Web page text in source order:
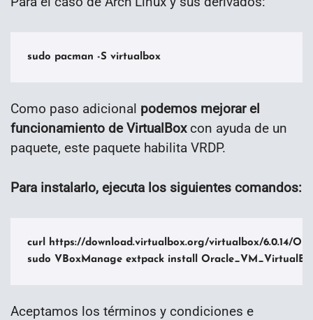
sudo pacman -S virtualbox
Como paso adicional podemos mejorar el
funcionamiento de VirtualBoxcon ayuda de un
paquete, este paquete habilita VRDP.
Para instalarlo, ejecuta los siguientes comandos:
curl https://download.virtualbox.org/virtualbox/6.0.14/
sudo VBoxManage extpack install
Aceptamos los términos y condiciones e